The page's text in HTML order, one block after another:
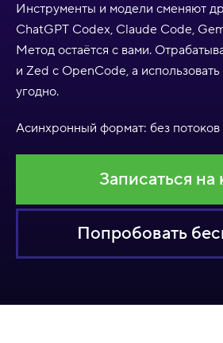
Инструменты и модели сменяют
ChatGPT Codex, Claude Code,
Метод остаётся с вами.
и Zed с OpenCode, а
угодно.
Асинхронный формат: без потоков
Записаться на
Попробовать